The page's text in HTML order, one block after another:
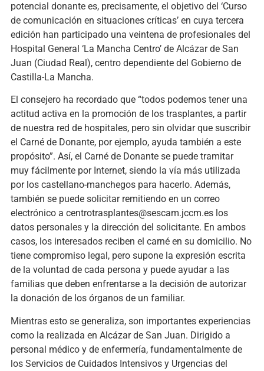
potencial donante es, precisamente, el objetivo del ‘Curso
de comunicación en situaciones críticas’ en cuya tercera
edición han participado una veintena de profesionales del
Hospital General ‘La Mancha Centro’ de Alcázar de San
Juan (Ciudad Real), centro dependiente del Gobierno de
Castilla-La Mancha.
El consejero ha recordado que “todos podemos tener una
actitud activa en la promoción de los trasplantes, a partir
de nuestra red de hospitales, pero sin olvidar que suscribir
el Carné de Donante, por ejemplo, ayuda también a este
propósito”. Así, el Carné de Donante se puede tramitar
muy fácilmente por Internet, siendo la vía más utilizada
por los castellano-manchegos para hacerlo. Además,
también se puede solicitar remitiendo en un correo
electrónico a centrotrasplantes@sescam.jccm.es los
datos personales y la dirección del solicitante. En ambos
casos, los interesados reciben el carné en su domicilio. No
tiene compromiso legal, pero supone la expresión escrita
de la voluntad de cada persona y puede ayudar a las
familias que deben enfrentarse a la decisión de autorizar
la donación de los órganos de un familiar.
Mientras esto se generaliza, son importantes experiencias
como la realizada en Alcázar de San Juan. Dirigido a
personal médico y de enfermería, fundamentalmente de
los Servicios de Cuidados Intensivos y Urgencias del